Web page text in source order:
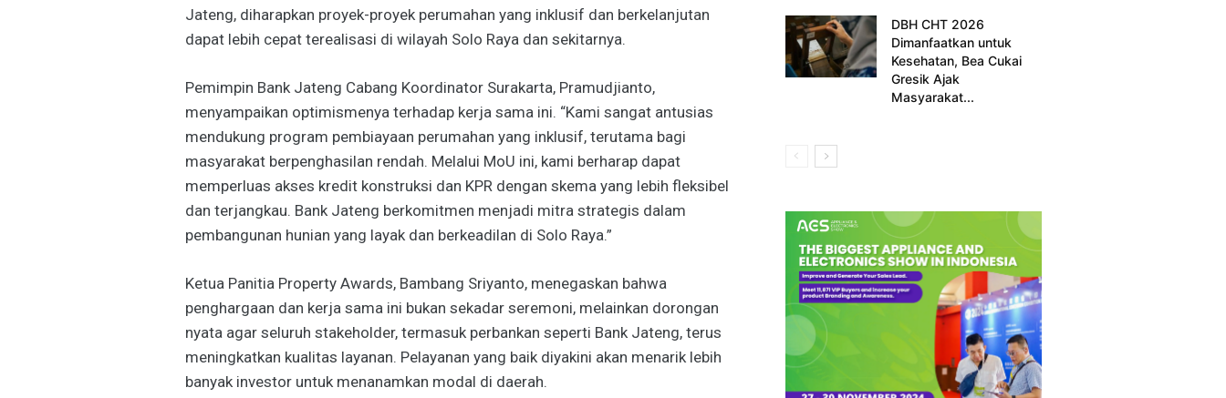
Jateng, diharapkan proyek-proyek perumahan yang inklusif dan berkelanjutan
dapat lebih cepat terealisasi di wilayah Solo Raya dan sekitarnya.
Pemimpin Bank Jateng Cabang Koordinator Surakarta, Pramudjianto,
menyampaikan optimismenya terhadap kerja sama ini. “Kami sangat antusias
mendukung program pembiayaan perumahan yang inklusif, terutama bagi
masyarakat berpenghasilan rendah. Melalui MoU ini, kami berharap dapat
memperluas akses kredit konstruksi dan KPR dengan skema yang lebih fleksibel
dan terjangkau. Bank Jateng berkomitmen menjadi mitra strategis dalam
pembangunan hunian yang layak dan berkeadilan di Solo Raya.”
Ketua Panitia Property Awards, Bambang Sriyanto, menegaskan bahwa
penghargaan dan kerja sama ini bukan sekadar seremoni, melainkan dorongan
nyata agar seluruh stakeholder, termasuk perbankan seperti Bank Jateng, terus
meningkatkan kualitas layanan. Pelayanan yang baik diyakini akan menarik lebih
banyak investor untuk menanamkan modal di daerah.
DBH CHT 2026
Dimanfaatkan untuk
Kesehatan, Bea Cukai
Gresik Ajak
Masyarakat...